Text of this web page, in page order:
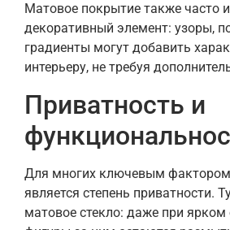
Матовое покрытие также часто
декоративный элемент: узоры,
градиенты могут добавить
интерьеру, не требуя
Приватность и
Для многих ключевым
является степень приватности.
матовое стекло: даже при ярком